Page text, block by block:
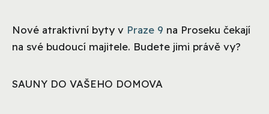
Nové atraktivní byty v Praze 9 na Proseku čekají
na své budoucí majitele. Budete jimi právě vy?
SAUNY DO VAŠEHO DOMOVA